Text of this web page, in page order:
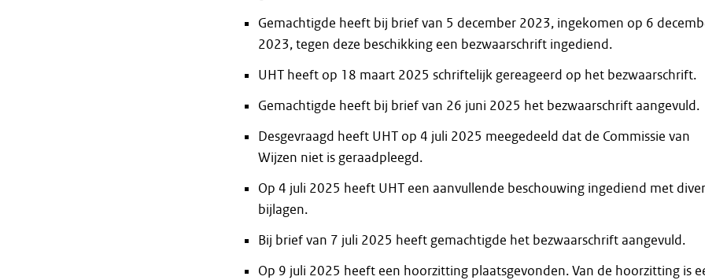
Gemachtigde heeft bij brief van 5 december 2023, ingekomen op 6
2023, tegen deze beschikking een bezwaarschrift ingediend.
UHT heeft op 18 maart 2025 schriftelijk gereageerd op het bezwaarschrift.
Gemachtigde heeft bij brief van 26 juni 2025 het bezwaarschrift aangevuld.
Desgevraagd heeft UHT op 4 juli 2025 meegedeeld dat de Commissie van
Wijzen niet is geraadpleegd.
Op 4 juli 2025 heeft UHT een aanvullende beschouwing ingediend met
bijlagen.
Bij brief van 7 juli 2025 heeft gemachtigde het bezwaarschrift aangevuld.
Op 9 juli 2025 heeft een hoorzitting plaatsgevonden. Van de hoorzitting is